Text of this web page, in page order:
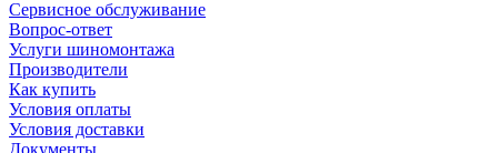
Сервисное обслуживание
Вопрос-ответ
Услуги шиномонтажа
Производители
Как купить
Условия оплаты
Условия доставки
Документы